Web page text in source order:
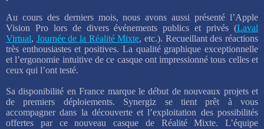
Au cours des derniers mois, nous avons aussi présenté l’Apple
Vision Pro lors de divers événements publics et privés (Laval
Virtual, Journée de la Réalité Mixte, etc.). Recueillant des réactions
très enthousiastes et positives. La qualité graphique exceptionnelle
et l’ergonomie intuitive de ce casque ont impressionné tous celles et
ceux qui l’ont testé.
Sa disponibilité en France marque le début de nouveaux projets et
de premiers déploiements. Synergiz se tient prêt à vous
accompagner dans la découverte et l’exploitation des possibilités
offertes par ce nouveau casque de Réalité Mixte. L’équipe